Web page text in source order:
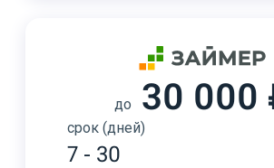
до 30 000
срок (дней)
7 - 30